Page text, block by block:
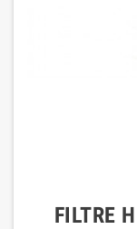
FILTRE